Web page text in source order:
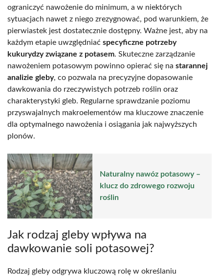
ograniczyć nawożenie do minimum, a w niektórych
sytuacjach nawet z niego zrezygnować, pod warunkiem, że
pierwiastek jest dostatecznie dostępny. Ważne jest, aby na
każdym etapie uwzględniać specyficzne potrzeby
kukurydzy związane z potasem. Skuteczne zarządzanie
nawożeniem potasowym powinno opierać się na starannej
analizie gleby, co pozwala na precyzyjne dopasowanie
dawkowania do rzeczywistych potrzeb roślin oraz
charakterystyki gleb. Regularne sprawdzanie poziomu
przyswajalnych makroelementów ma kluczowe znaczenie
dla optymalnego nawożenia i osiągania jak najwyższych
plonów.
Naturalny nawóz potasowy –
klucz do zdrowego rozwoju
roślin
Jak rodzaj gleby wpływa na
dawkowanie soli potasowej?
Rodzaj gleby odgrywa kluczową rolę w określaniu